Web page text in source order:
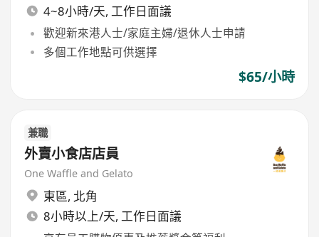
4~8小時/天, 工作日面議
歡迎新來港人士/家庭主婦/退休人士申請
多個工作地點可供選擇
$65/小時
兼職
外賣小食店店員
One Waffle and Gelato
東區, 北角
8小時以上/天, 工作日面議